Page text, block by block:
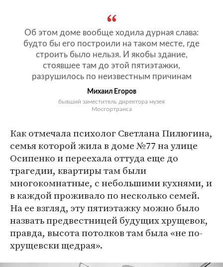
Об этом доме вообще ходила дурная слава:
будто бы его построили на таком месте, где
строить было нельзя. И якобы здание,
стоявшее там до этой пятиэтажки,
разрушилось по неизвестным причинам
Михаил Егоров
бывший заместитель директора музея
Мосгортранса
Как отмечала психолог Светлана Пилюгина,
семья которой жила в доме №77 на улице
Осипенко и переехала оттуда еще до
трагедии, квартиры там были
многокомнатные, с небольшими кухнями, и
в каждой проживало по несколько семей.
На ее взгляд, эту пятиэтажку можно было
назвать предвестницей будущих хрущевок,
правда, высота потолков там была «не по-
хрущевски щедрая».